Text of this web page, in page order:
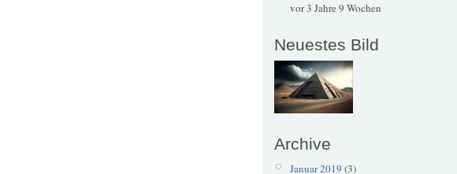
vor 3 Jahre 9 Wochen
Neuestes Bild
Archive
Januar 2019 (3)